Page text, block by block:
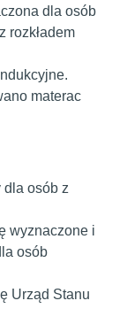
dla osób
rozkładem
materac
dla osób z
wyznaczone i
osób
Urząd Stanu